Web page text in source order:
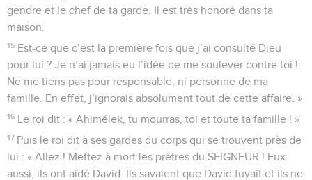
gendre et le chef de ta garde. Il est très honoré dans ta
maison.
15 Est-ce que c’est la première fois que j’ai consulté Dieu
pour lui ? Je n’ai jamais eu l’idée de me soulever contre toi !
Ne me tiens pas pour responsable, ni personne de ma
famille. En effet, j’ignorais absolument tout de cette affaire. »
16 Le roi dit : « Ahimélek, tu mourras, toi et toute ta famille ! »
17 Puis le roi dit à ses gardes du corps qui se trouvent près de
lui : « Allez ! Mettez à mort les prêtres du SEIGNEUR ! Eux
aussi, ils ont aidé David. Ils savaient que David fuyait et ils ne